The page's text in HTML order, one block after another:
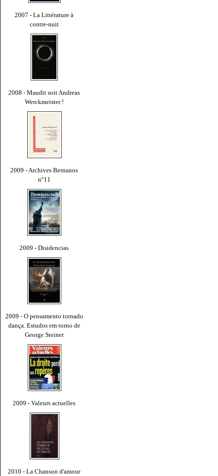
2007 - La Littérature à
contre-nuit
2008 - Maudit soit Andreas
Werckmeister !
2009 - Archives Bernanos
n°11
2009 - Disidencias
2009 - O pensamento tornado
dança. Estudos em torno de
George Steiner
2009 - Valeurs actuelles
2010 - La Chanson d'amour